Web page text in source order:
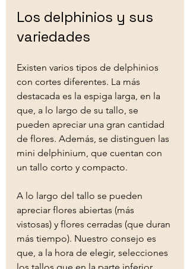
Los delphinios y sus
variedades
Existen varios tipos de delphinios
con cortes diferentes. La más
destacada es la espiga larga, en la
que, a lo largo de su tallo, se
pueden apreciar una gran cantidad
de flores. Además, se distinguen las
mini delphinium, que cuentan con
un tallo corto y compacto.
A lo largo del tallo se pueden
apreciar flores abiertas (más
vistosas) y flores cerradas (que duran
más tiempo). Nuestro consejo es
que, a la hora de elegir, selecciones